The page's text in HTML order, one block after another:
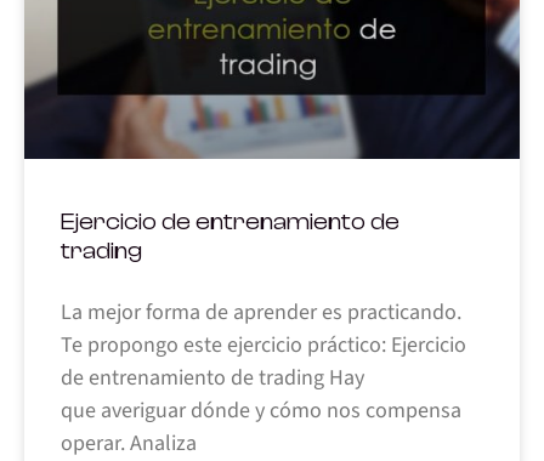
Ejercicio de entrenamiento de
trading
La mejor forma de aprender es practicando.
Te propongo este ejercicio práctico: Ejercicio
de entrenamiento de trading Hay
que averiguar dónde y cómo nos compensa
operar. Analiza